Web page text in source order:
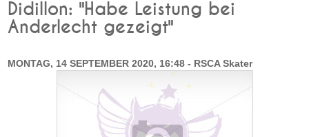
Didillon: "Habe Leistung bei
Anderlecht gezeigt"
MONTAG, 14 SEPTEMBER 2020, 16:48 - RSCA Skater